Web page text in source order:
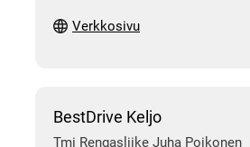
Verkkosivu
BestDrive Keljo
Tmi Rengasliike Juha Poikonen